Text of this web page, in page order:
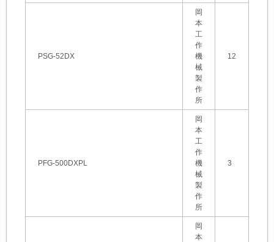
PSG-52DX
岡
本
工
作
機
械
製
作
所
12
PFG-500DXPL
岡
本
工
作
機
械
製
作
所
3
岡
本